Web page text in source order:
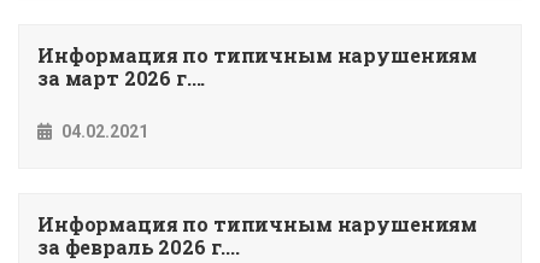
Информация по типичным нарушениям
за март 2026 г....
04.02.2021
Информация по типичным нарушениям
за февраль 2026 г....